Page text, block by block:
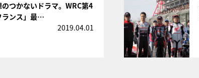
つかないドラマ。WRC第4
ランス」最…
2019.04.01